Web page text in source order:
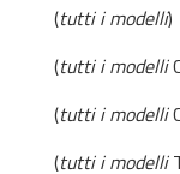
(tutti i modelli)
(tutti i modelli
(tutti i modelli
(tutti i modelli